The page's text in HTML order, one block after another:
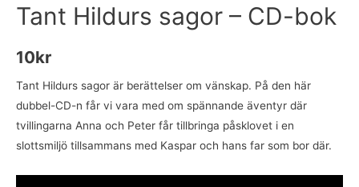
Tant Hildurs sagor – CD-bok
10kr
Tant Hildurs sagor är berättelser om vänskap. På den här
dubbel-CD-n får vi vara med om spännande äventyr där
tvillingarna Anna och Peter får tillbringa påsklovet i en
slottsmiljö tillsammans med Kaspar och hans far som bor där.